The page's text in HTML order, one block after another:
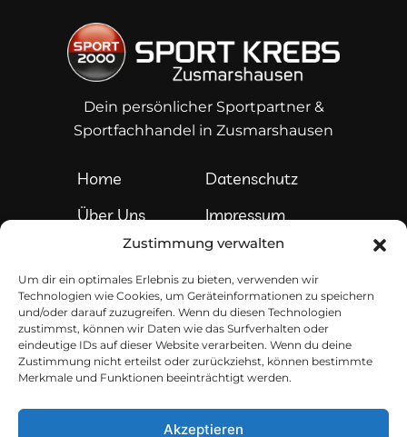
Zustimmung verwalten
Um dir ein optimales Erlebnis zu bieten, verwenden wir
Technologien wie Cookies, um Geräteinformationen zu speichern
und/oder darauf zuzugreifen. Wenn du diesen Technologien
zustimmst, können wir Daten wie das Surfverhalten oder
eindeutige IDs auf dieser Website verarbeiten. Wenn du deine
Zustimmung nicht erteilst oder zurückziehst, können bestimmte
Merkmale und Funktionen beeinträchtigt werden.
Akzeptieren
Dein persönlicher Sportpartner &
Sportfachhandel in Zusmarshausen
Home
Über Uns
Services
Sortiment
Teamshops
Datenschutz
Impressum
Kontakt
Sport Krebs im Web